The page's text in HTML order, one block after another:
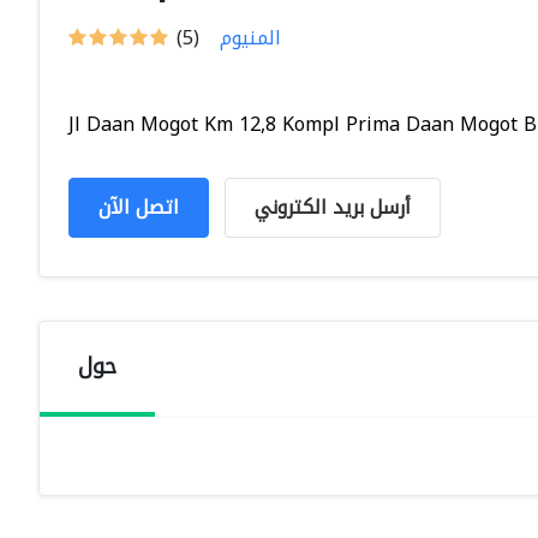
(5) المنيوم
Jl Daan Mogot Km 12,8 Kompl Prima Daan Mogot
اتصل الآن أرسل بريد الكتروني
حول